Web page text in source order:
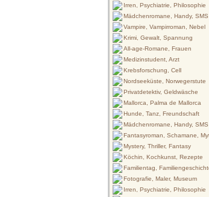
Irren, Psychiatrie, Philosophie
Mädchenromane, Handy, SMS
Vampire, Vampirroman, Nebel
Krimi, Gewalt, Spannung
All-age-Romane, Frauen
Medizinstudent, Arzt
Krebsforschung, Cell
Nordseeküste, Norwegerstute
Privatdetektiv, Geldwäsche
Mallorca, Palma de Mallorca
Hunde, Tanz, Freundschaft
Mädchenromane, Handy, SMS
Fantasyroman, Schamane,
Mystery, Thriller, Fantasy
Köchin, Kochkunst, Rezepte
Familientag,
Fotografie, Maler, Museum
Irren, Psychiatrie, Philosophie